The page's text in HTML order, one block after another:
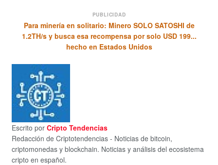
PUBLICIDAD
Para minería en solitario: Minero SOLO SATOSHI de
1.2TH/s y busca esa recompensa por solo USD 199...
hecho en Estados Unidos
Escrito por Cripto Tendencias
Redacción de Criptotendencias - Noticias de bitcoin,
criptomonedas y blockchain. Noticias y análisis del ecosistema
cripto en español.